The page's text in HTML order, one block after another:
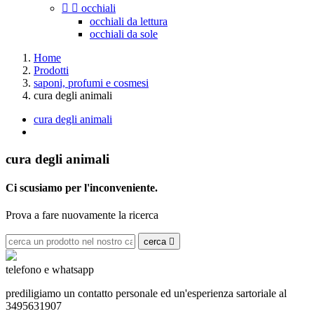
  occhiali
occhiali da lettura
occhiali da sole
Home
Prodotti
saponi, profumi e cosmesi
cura degli animali
cura degli animali
cura degli animali
Ci scusiamo per l'inconveniente.
Prova a fare nuovamente la ricerca
cerca 
telefono e whatsapp
prediligiamo un contatto personale ed un'esperienza sartoriale al
3495631907